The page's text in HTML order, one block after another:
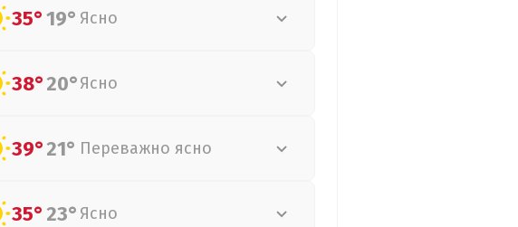
35°19° Ясно
38°20°Ясно
39°21° Переважно ясно
35°23° Ясно